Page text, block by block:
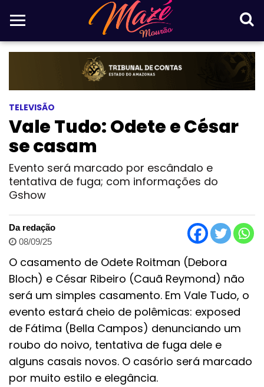
TELEVISÃO
Vale Tudo: Odete e César
se casam
Evento será marcado por escândalo e
tentativa de fuga; com informações do
Gshow
Da redação
08/09/25
O casamento de Odete Roitman (Debora
Bloch) e César Ribeiro (Cauã Reymond) não
será um simples casamento. Em Vale Tudo, o
evento estará cheio de polêmicas: exposed
de Fátima (Bella Campos) denunciando um
roubo do noivo, tentativa de fuga dele e
alguns casais novos. O casório será marcado
por muito estilo e elegância.